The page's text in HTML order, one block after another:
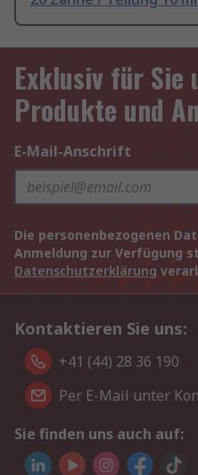
Exklusiv für Sie
Produkte und
E-Mail-Anschrift
Die personenbezogenen
Anmeldung zur Verfügung
Datenschutzerklärung
Kontaktieren Sie uns:
+41 (44) 28 36 190
Per E-Mail unter
Sie finden uns auch auf: